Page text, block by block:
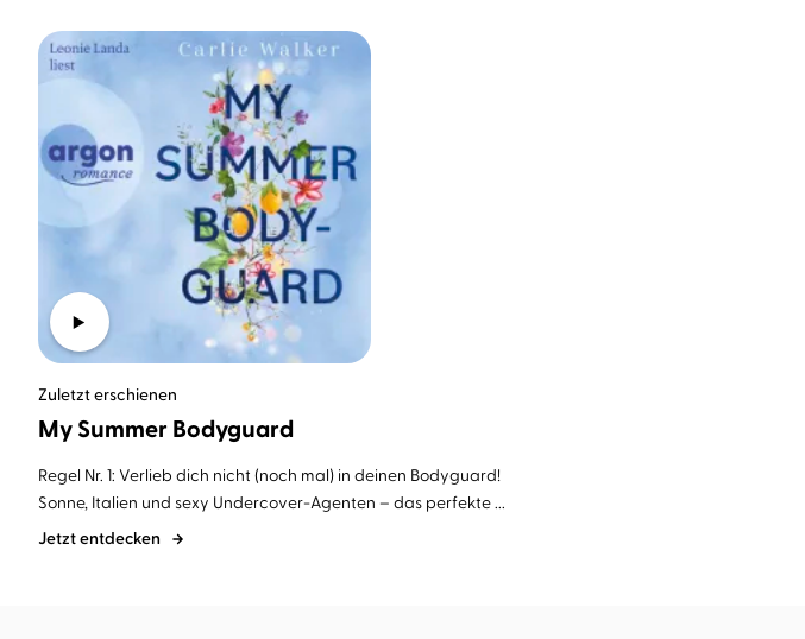
Zuletzt erschienen
My Summer Bodyguard
Regel Nr. 1: Verlieb dich nicht (noch mal) in deinen Bodyguard!
Sonne, Italien und sexy Undercover-Agenten – das perfekte ...
Jetzt entdecken